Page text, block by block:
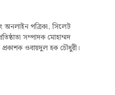
অনলাইন পত্রিকা, সিলেট
সম্পাদক মোহাম্মদ
ওবায়দুল হক চৌধুরী।